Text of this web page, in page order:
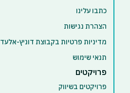
כתבו עלינו
הצהרת נגישות
מדיניות פרטיות בקבוצת דוניץ-אלעד
תנאי שימוש
פרויקטים
פרויקטים בשיווק